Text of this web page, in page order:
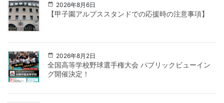
2026年8月6日
【甲子園アルプススタンドでの応援時の注意事項】
2026年8月2日
全国高等学校野球選手権大会 パブリックビューイン
グ開催決定！